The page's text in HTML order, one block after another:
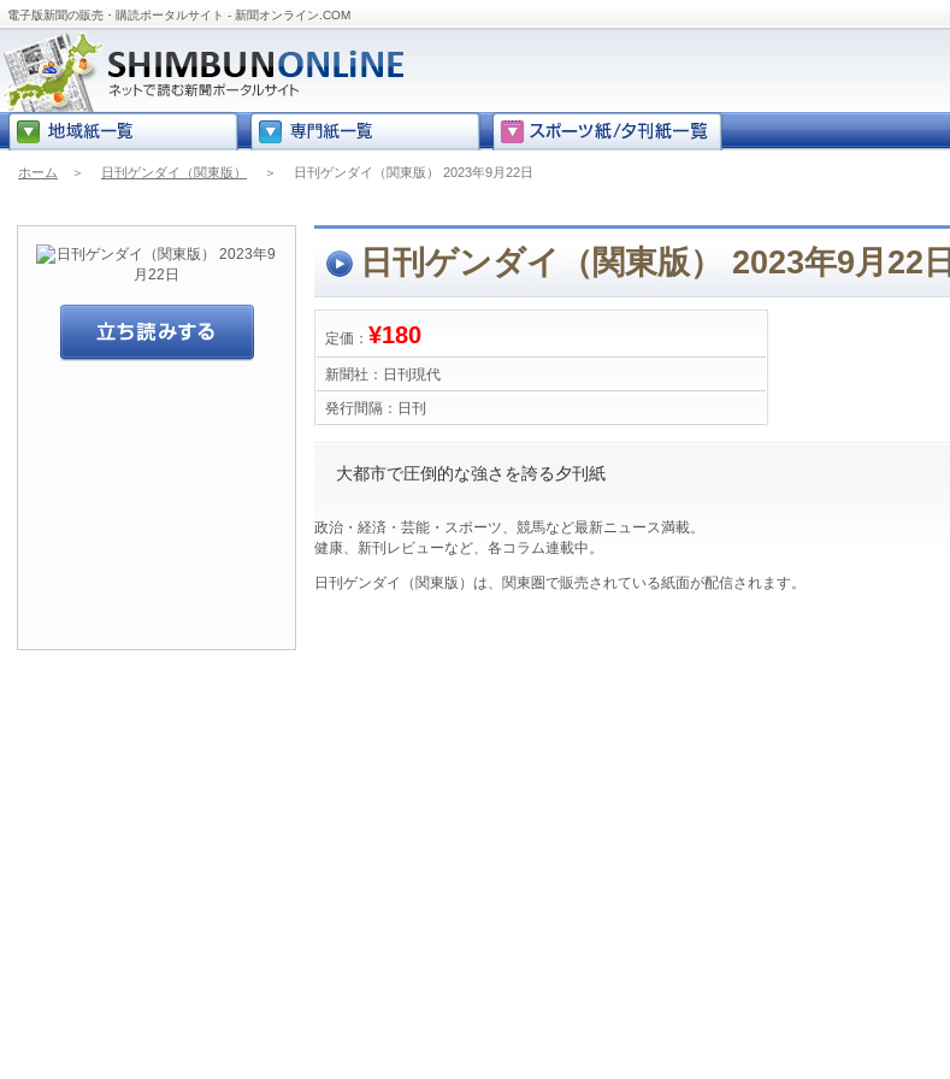
電子版新聞の販売・購読ポータルサイト - 新聞オンライン.COM
ホーム ＞ 日刊ゲンダイ（関東版） ＞ 日刊ゲンダイ（関東版） 2023年9月22日
日刊ゲンダイ（関東版） 2023年9月22日
定価： ¥180
新聞社： 日刊現代
発行間隔： 日刊
大都市で圧倒的な強さを誇る夕刊紙
政治・経済・芸能・スポーツ、競馬など最新ニュース満載。
健康、新刊レビューなど、各コラム連載中。
日刊ゲンダイ（関東版）は、関東圏で販売されている紙面が配信されます。